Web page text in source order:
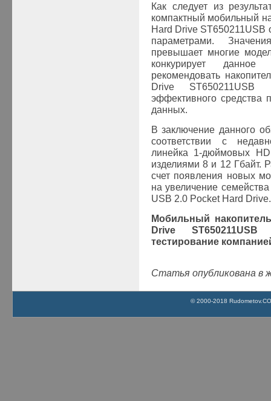
Как следует из
компактный мобильный
Hard Drive ST650211USB
параметрами.
превышает многие
конкурирует данное
рекомендовать
Drive ST650211USB
эффективного средства
данных.
В заключение данного
соответствии с
линейка 1-дюймовых
изделиями 8 и 12 Гбайт.
счет появления новых
на увеличение
USB 2.0 Pocket Hard Drive.
Мобильный
Drive
тестирование
Статья опубликована в
© 2000-2018